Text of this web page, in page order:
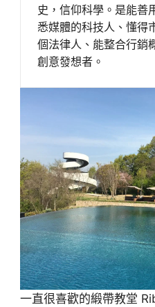
史，信仰科學。是能善
悉媒體的科技人、懂得
個法律人、能整合行銷
創意發想者。
一直很喜歡的緞帶教堂